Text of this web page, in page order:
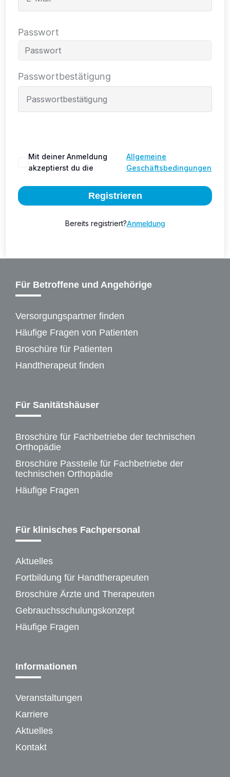
Passwort
Passwortbestätigung
Mit deiner Anmeldung
akzeptierst du die
Allgemeine
Geschäftsbedingungen
Registrieren
Bereits registriert?Anmeldung
Für Betroffene und Angehörige
Versorgungspartner finden
Häufige Fragen von Patienten
Broschüre für Patienten
Handtherapeut finden
Für Sanitätshäuser
Broschüre für Fachbetriebe der technischen
Orthopädie
Broschüre Passteile für Fachbetriebe der
technischen Orthopädie
Häufige Fragen
Für klinisches Fachpersonal
Aktuelles
Fortbildung für Handtherapeuten
Broschüre Ärzte und Therapeuten
Gebrauchsschulungskonzept
Häufige Fragen
Informationen
Veranstaltungen
Karriere
Aktuelles
Kontakt